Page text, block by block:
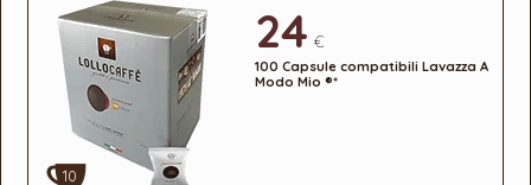
10
24 €
100 Capsule compatibili Lavazza A
Modo Mio ®*